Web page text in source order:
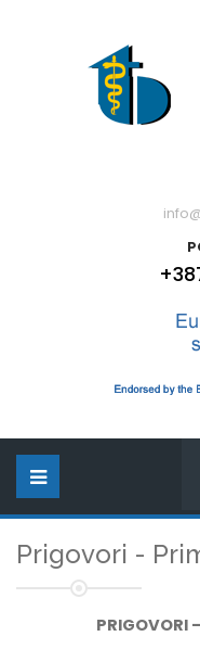
Prigovori -
PRIGOVORI